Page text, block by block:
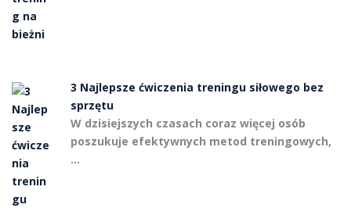
3 Najlepsze ćwiczenia treningu siłowego bez
sprzętu
W dzisiejszych czasach coraz więcej osób
poszukuje efektywnych metod treningowych,
…